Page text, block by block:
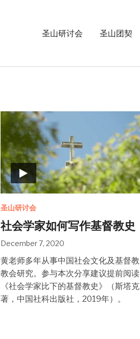
圣山研讨会 圣山团契
圣山研讨会
社会学家如何写作基督教史
December 7, 2020
黄老师多年从事中国社会文化及基督教
教会研究。参与本次分享建议提前阅读
《社会学家比下的基督教史》（斯塔克
著，中国社科出版社，2019年）。